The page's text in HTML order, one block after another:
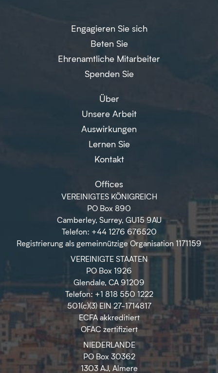
Engagieren Sie sich
Beten Sie
Ehrenamtliche Mitarbeiter
Spenden Sie
Über
Unsere Arbeit
Auswirkungen
Lernen Sie
Kontakt
Offices
VEREINIGTES KÖNIGREICH
PO Box 890
Camberley, Surrey, GU15 9AU
Telefon: +44 1276 676520
Registrierung als gemeinnützige Organisation 1171159
VEREINIGTE STAATEN
PO Box 1926
Glendale, CA 91209
Telefon: +1 818 550 1222
501(c)(3) EIN 27-1714817
ECFA akkreditiert
OFAC zertifiziert
NIEDERLANDE
PO Box 30362
1303 AJ, Almere